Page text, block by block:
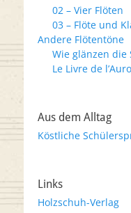
02 – Vier Flöten
03 – Flöte und
Andere Flötentöne
Wie glänzen
Le Livre de
Aus dem Alltag
Köstliche
Links
Holzschuh-Verlag